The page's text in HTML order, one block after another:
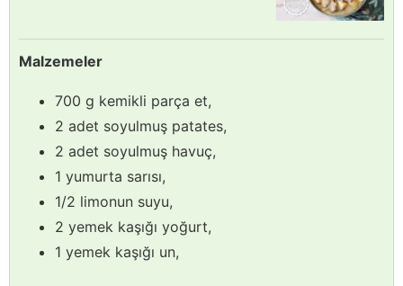
Malzemeler
700 g kemikli parça et,
2 adet soyulmuş patates,
2 adet soyulmuş havuç,
1 yumurta sarısı,
1/2 limonun suyu,
2 yemek kaşığı yoğurt,
1 yemek kaşığı un,